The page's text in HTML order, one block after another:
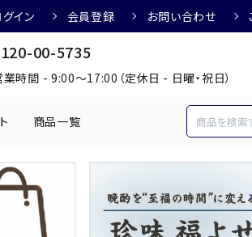
イン 会員登録 お問い合わせ
00-5735
業時間 - 9:00～17:00（定休日 - 日曜・祝日）
もの
本酒におすすめ 焼
2,001円～3,000円 3,001円～4,000円
商品一覧